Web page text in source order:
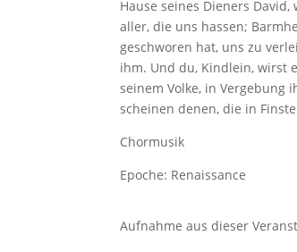
Hause seines Dieners
aller, die uns hassen;
geschworen hat, uns zu
ihm. Und du, Kindlein, wirst
seinem Volke, in Vergebung
scheinen denen, die in
Chormusik
Epoche: Renaissance
Aufnahme aus dieser